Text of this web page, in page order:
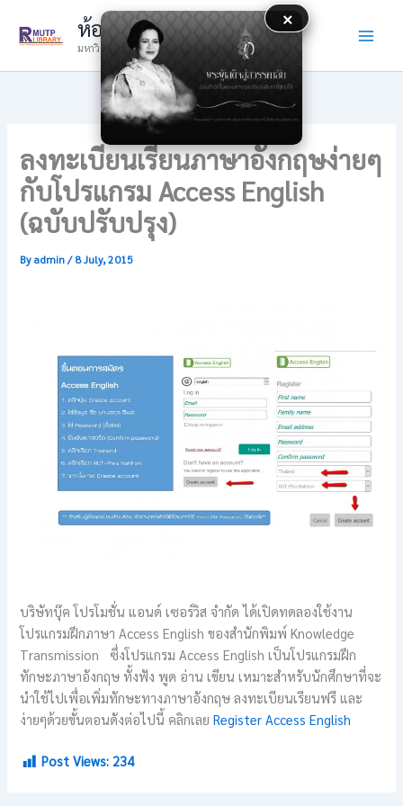
×
ห้องสมุด
มหาวิทยาลัยเทคโนโลยีราชมงคลพระนคร
ลงทะเบียนเรียนภาษาอังกฤษง่ายๆ
กับโปรแกรม Access English
(ฉบับปรับปรุง)
Byadmin/8 July, 2015
บริษัทบุ๊ค โปรโมชั่น แอนด์ เซอร์วิส จำกัด ได้เปิดทดลองใช้งาน
โปรแกรมฝึกภาษา Access English ของสำนักพิมพ์ Knowledge
Transmission ซึ่งโปรแกรม Access English เป็นโปรแกรมฝึก
ทักษะภาษาอังกฤษ ทั้งฟัง พูด อ่าน เขียน เหมาะสำหรับนักศึกษาที่จะ
นำใช้ไปเพื่อเพิ่มทักษะทางภาษาอังกฤษ ลงทะเบียนเรียนฟรี และ
ง่ายๆด้วยขั้นตอนดังต่อไปนี้ คลิกเลยRegister Access English
Post Views: 234